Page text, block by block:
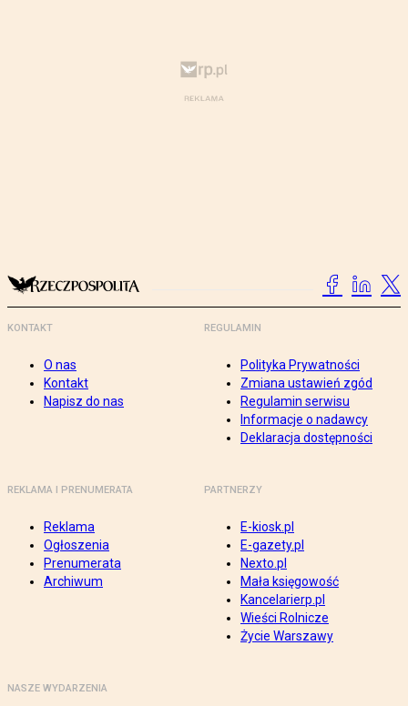
KONTAKT
O nas
Kontakt
Napisz do nas
REGULAMIN
Polityka Prywatności
Zmiana ustawień zgód
Regulamin serwisu
Informacje o nadawcy
Deklaracja dostępności
REKLAMA I PRENUMERATA
Reklama
Ogłoszenia
Prenumerata
Archiwum
PARTNERZY
E-kiosk.pl
E-gazety.pl
Nexto.pl
Mała księgowość
Kancelarierp.pl
Wieści Rolnicze
Życie Warszawy
NASZE WYDARZENIA